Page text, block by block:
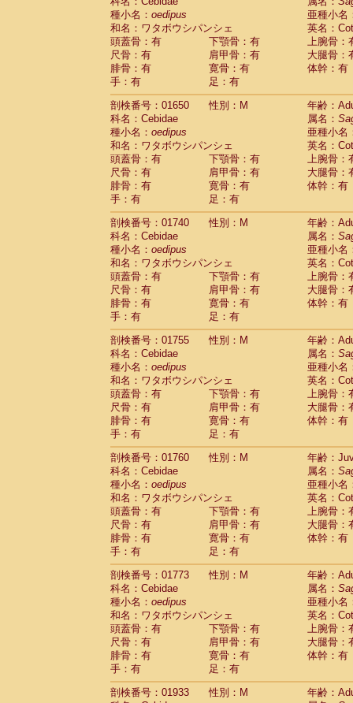
Cercopithecidae
Cercopithecus
Cercopithecidae
Cercopithecus mitis
CercopithecidaeCercopithecus mitis
CercopithecidaeCercopithecus mitis
CercopithecidaeCercopithecus mona
CercopithecidaeCercopithecus
CercopithecidaeCercopithecus
CercopithecidaeCercopithecus
Cercopithecidae
Cercopithecusspp.(0)
Cercopithecidae
Chlorocebus
CercopithecidaeChlorocebus
CercopithecidaeErythrocebus patas
CercopithecidaeMiopithecus talapoin
CercopithecidaeCercopithecinae spp.
CercopithecidaeColobus angolensis
CercopithecidaeColobus guereza (0)
Cercopithecidae Colobus polykomos
Cercopithecidae Piliocolobus badius
Cercopithecidae Kasi senex vetulus(0)
CercopithecidaeKasi senex
CercopithecidaeNasalis larvatus(0)
CercopithecidaePresbytes
CercopithecidaePygathrix nemaeus
CercopithecidaeSemnopithecus
Cercopithecidae
Trachypithecus
Cercopithecidae
Trachypithecus
Cercopithecidae
Trachypithecus
CercopithecidaeTrachypithecus
CercopithecidaeColobinae spp.(0)
CercopithecidaePresbytesinaespp.(0)
CercopithecidaeCercopithecidae
HylobatidaeHoolock hoolock(0)
HylobatidaeHylobates agilis
Hylobatidae (0)
Hylobatidae Hylobates lar
HylobatidaeHylobates moloch(0)
Hylobatidae Hylobates muelleri(0)
HylobatidaeHylobates pileatus(2)
Hylobatidae Hylobates
HylobatidaeHylobateshybrid(0)
HylobatidaeNomascus concolor(0)
Hylobatidae
Symphalangus
Hominidae
(0)
HominidaePan troglodytes
Hominidae Gorilla gorilla beringei(0)
Hominidae Gorilla gorilla gorilla(0)
Primates misc.(0)
Scandentia Dendrogale melanura
Scandentia Ptilocercus lowii
種小名： oedipus
亜種小名
和名：ワタボウシパンシェ
英名：
頭蓋骨：有
下顎骨：有
上腕骨：
尺骨：有
肩甲骨：有
大腿骨：
腓骨：有
寛骨：有
体幹：有
手：有
足：有
剖検番号：01650
性別：M
年齢：
科名：Cebidae
属名：
種小名： oedipus
亜種小名
和名：ワタボウシパンシェ
英名：
頭蓋骨：有
下顎骨：有
上腕骨：
尺骨：有
肩甲骨：有
大腿骨：
腓骨：有
寛骨：有
体幹：有
手：有
足：有
剖検番号：01740
性別：M
年齢：
科名：Cebidae
属名：
種小名： oedipus
亜種小名
和名：ワタボウシパンシェ
英名：
頭蓋骨：有
下顎骨：有
上腕骨：
尺骨：有
肩甲骨：有
大腿骨：
腓骨：有
寛骨：有
体幹：有
手：有
足：有
剖検番号：01755
性別：M
年齢：
科名：Cebidae
属名：
種小名： oedipus
亜種小名
和名：ワタボウシパンシェ
英名：
頭蓋骨：有
下顎骨：有
上腕骨：
尺骨：有
肩甲骨：有
大腿骨：
腓骨：有
寛骨：有
体幹：有
手：有
足：有
剖検番号：01760
性別：M
年齢：
科名：Cebidae
属名：
種小名： oedipus
亜種小名
和名：ワタボウシパンシェ
英名：
頭蓋骨：有
下顎骨：有
上腕骨：
尺骨：有
肩甲骨：有
大腿骨：
腓骨：有
寛骨：有
体幹：有
手：有
足：有
剖検番号：01773
性別：M
年齢：
科名：Cebidae
属名：
種小名： oedipus
亜種小名
和名：ワタボウシパンシェ
英名：
頭蓋骨：有
下顎骨：有
上腕骨：
尺骨：有
肩甲骨：有
大腿骨：
腓骨：有
寛骨：有
体幹：有
手：有
足：有
剖検番号：01933
性別：M
年齢：